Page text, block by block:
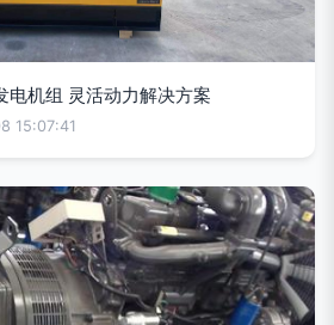
机组 灵活动力解决方案
15:07:41